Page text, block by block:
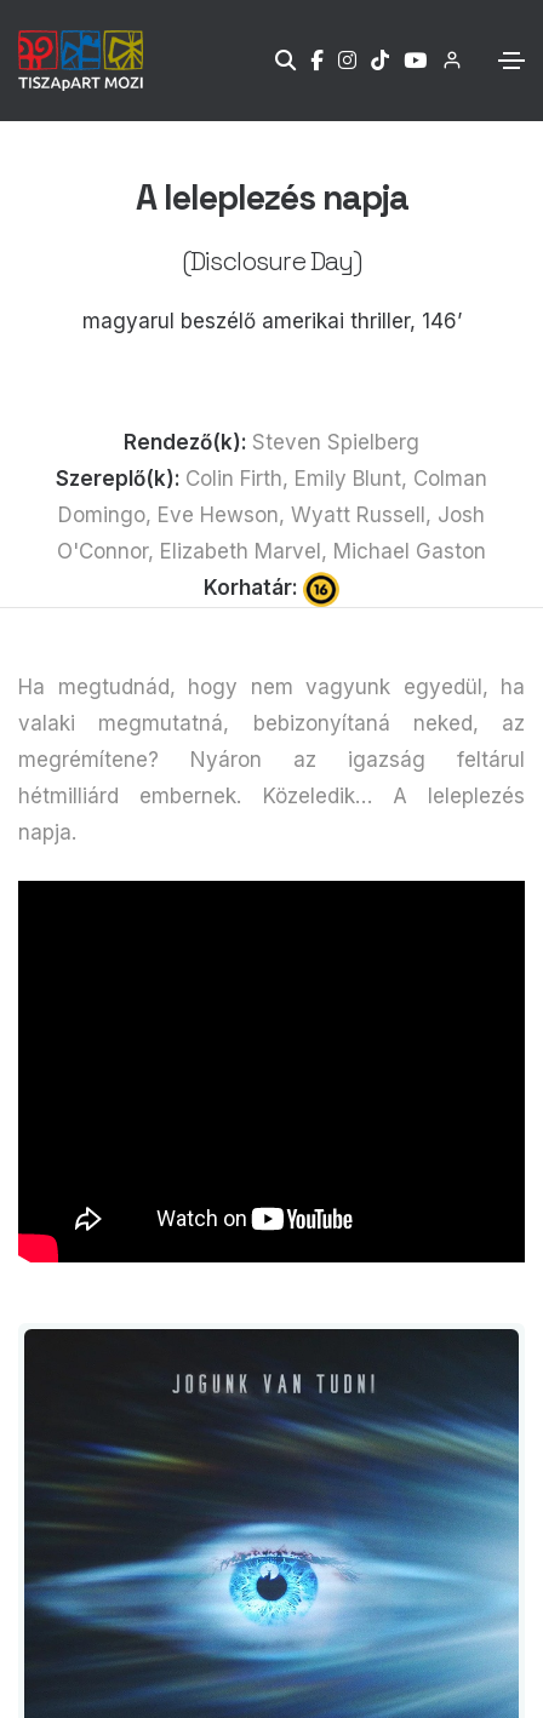
A leleplezés napja
(Disclosure Day)
magyarul beszélő amerikai thriller, 146’
Rendező(k): Steven Spielberg
Szereplő(k): Colin Firth, Emily Blunt, Colman
Domingo, Eve Hewson, Wyatt Russell, Josh
O'Connor, Elizabeth Marvel, Michael Gaston
Korhatár:
Ha megtudnád, hogy nem vagyunk egyedül, ha
valaki megmutatná, bebizonyítaná neked, az
megrémítene? Nyáron az igazság feltárul
hétmilliárd embernek. Közeledik… A leleplezés
napja.